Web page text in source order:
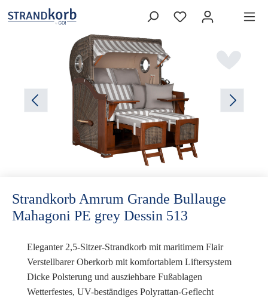
Strandkorb Amrum Grande Bullauge
Mahagoni PE grey Dessin 513
Eleganter 2,5-Sitzer-Strandkorb mit maritimem Flair
Verstellbarer Oberkorb mit komfortablem Liftersystem
Dicke Polsterung und ausziehbare Fußablagen
Wetterfestes, UV-beständiges Polyrattan-Geflecht